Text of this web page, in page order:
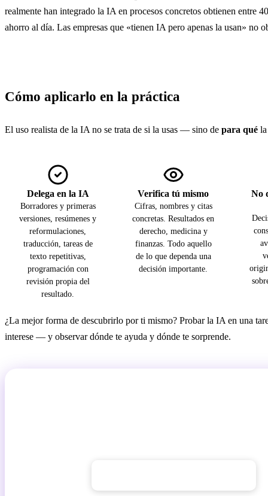
realmente han integrado la IA en procesos concretos obtienen entre
ahorro al día. Las empresas que «tienen IA pero apenas la usan» no
Cómo aplicarlo en la práctica
El uso realista de la IA no se trata de si la usas — sino de para qué
Delega en la IA
Borradores y primeras
versiones, resúmenes y
reformulaciones,
traducción, tareas de
texto repetitivas,
programación con
revisión propia del
resultado.
Verifica tú mismo
Cifras, nombres y citas
concretas. Resultados en
derecho, medicina y
finanzas. Todo aquello
de lo que dependa una
decisión importante.
No
¿La mejor forma de descubrirlo por ti mismo? Probar la IA en una
interese — y observar dónde te ayuda y dónde te sorprende.